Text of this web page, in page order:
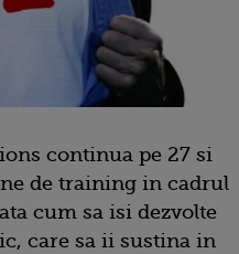
continua pe 27 si
de training in cadrul
cum sa isi dezvolte
care sa ii sustina in